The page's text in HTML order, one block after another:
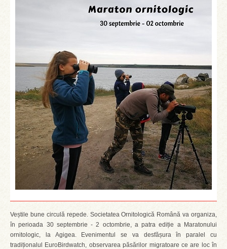
Veștile bune circulă repede. Societatea Ornitologică Română va organiza,
în perioada 30 septembrie - 2 octombrie, a patra ediție a Maratonului
ornitologic, la Agigea. Evenimentul se va desfășura în paralel cu
tradiționalul EuroBirdwatch, observarea păsărilor migratoare ce are loc în